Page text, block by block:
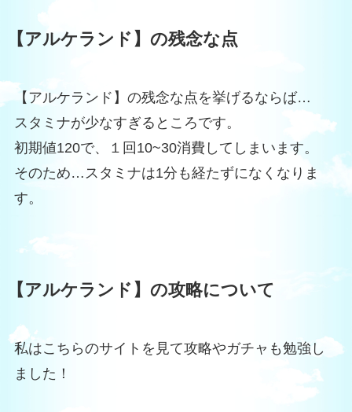
【アルケランド】の残念な点
【アルケランド】の残念な点を挙げるならば…
スタミナが少なすぎるところです。
初期値120で、１回10~30消費してしまいます。
そのため…スタミナは1分も経たずになくなりま
す。
【アルケランド】の攻略について
私はこちらのサイトを見て攻略やガチャも勉強し
ました！